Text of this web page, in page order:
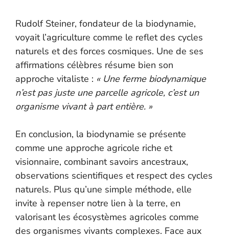
Rudolf Steiner, fondateur de la biodynamie,
voyait l’agriculture comme le reflet des cycles
naturels et des forces cosmiques. Une de ses
affirmations célèbres résume bien son
approche vitaliste : « Une ferme biodynamique
n’est pas juste une parcelle agricole, c’est un
organisme vivant à part entière. »
En conclusion, la biodynamie se présente
comme une approche agricole riche et
visionnaire, combinant savoirs ancestraux,
observations scientifiques et respect des cycles
naturels. Plus qu’une simple méthode, elle
invite à repenser notre lien à la terre, en
valorisant les écosystèmes agricoles comme
des organismes vivants complexes. Face aux